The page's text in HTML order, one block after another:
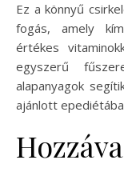
Ez a könnyű csirkeleves egy tápláló, alacsony zsírtartalmú
fogás, amely
értékes
egyszerű
alapanyagok
ajánlott